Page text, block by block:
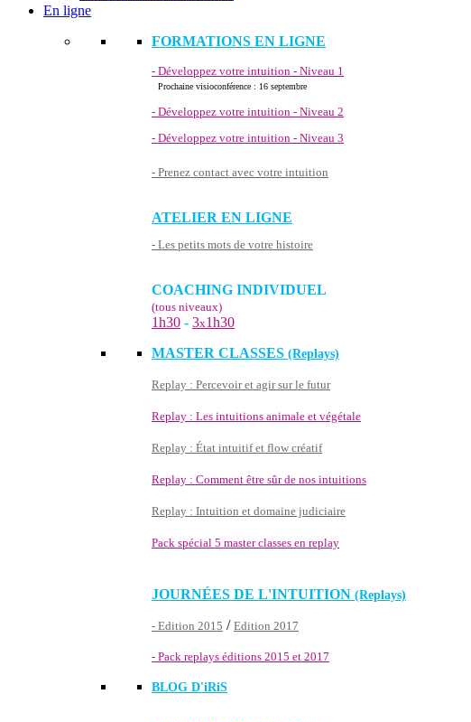
En ligne
FORMATIONS EN LIGNE
- Développez votre intuition - Niveau 1
Prochaine visioconférence : 16 septembre
- Développez votre intuition - Niveau 2
- Développez votre intuition - Niveau 3
- Prenez contact avec votre intuition
ATELIER EN LIGNE
- Les petits mots de votre histoire
COACHING INDIVIDUEL
(tous niveaux)
1h30 - 3x1h30
MASTER CLASSES (Replays)
Replay : Percevoir et agir sur le futur
Replay : Les intuitions animale et végétale
Replay : État intuitif et flow créatif
Replay : Comment être sûr de nos intuitions
Replay : Intuition et domaine judiciaire
Pack spécial 5 master classes en replay
JOURNÉES DE L'INTUITION (Replays)
- Edition 2015 / Edition 2017
- Pack replays éditions 2015 et 2017
BLOG D'iRiS